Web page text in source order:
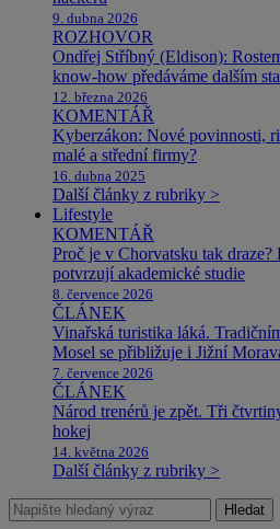
9. dubna 2026
ROZHOVOR
Ondřej Stříbný (Eldison):
know-how předáváme dalším
12. března 2026
KOMENTÁŘ
Kyberzákon: Nové povinnosti,
malé a střední firmy?
16. dubna 2025
Další články z rubriky >
Lifestyle
KOMENTÁŘ
Proč je v Chorvatsku tak
potvrzují akademické studie
8. července 2026
ČLÁNEK
Vinařská turistika láká.
Mosel se přibližuje i Jižní
7. července 2026
ČLÁNEK
Národ trenérů je zpět. Tři
hokej
14. května 2026
Další články z rubriky >
Hledat